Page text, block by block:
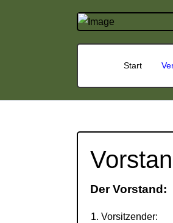
Start
Der Vorstand:
1. Vorsitzender: